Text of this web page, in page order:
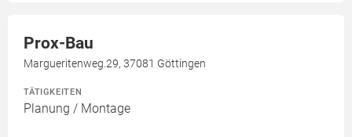
Prox-Bau
Margueritenweg.29, 37081 Göttingen
TÄTIGKEITEN
Planung / Montage